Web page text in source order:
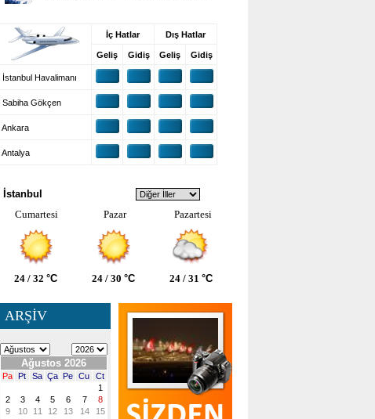
İç Hatlar Dış Hatlar
Geliş Gidiş Geliş Gidiş
İstanbul Havalimanı
Sabiha Gökçen
Ankara
Antalya
İstanbul
Cumartesi
Pazar Pazartesi
24 / 32 °C 24 / 30 °C 24 / 31 °C
ARŞİV